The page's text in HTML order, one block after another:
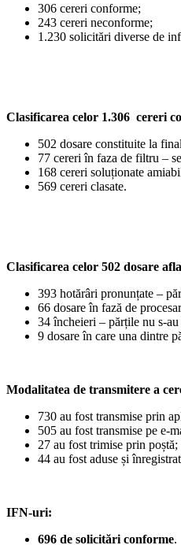
306 cereri conforme;
243 cereri neconforme;
1.230 solicitări diverse de
Clasificarea celor 1.306 cereri
502 dosare constituite la
77 cereri în faza de filtru –
168 cereri soluționate
569 cereri clasate.
Clasificarea celor 502 dosare
393 hotărâri pronunțate –
66 dosare în fază de
34 încheieri – părțile nu s-au
9 dosare în care una dintre
Modalitatea de transmitere a
730 au fost transmise prin
505 au fost transmise pe e-
27 au fost trimise prin poștă;
44 au fost aduse și
IFN-uri:
696 de solicitări conforme.